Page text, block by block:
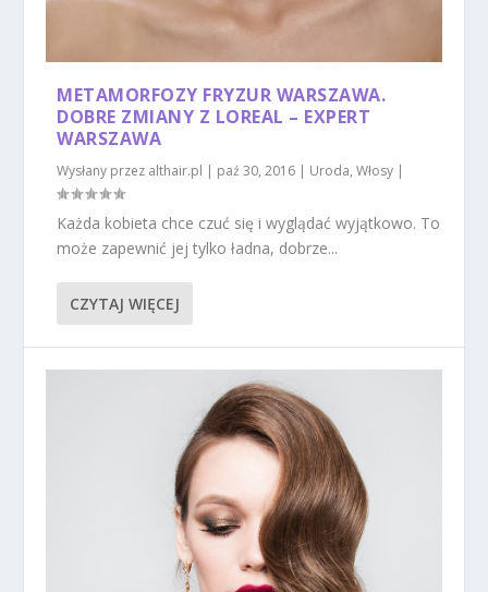
METAMORFOZY FRYZUR WARSZAWA.
DOBRE ZMIANY Z LOREAL – EXPERT
WARSZAWA
Wysłany przez althair.pl | paź 30, 2016 | Uroda,Włosy |
Każda kobieta chce czuć się i wyglądać wyjątkowo. To
może zapewnić jej tylko ładna, dobrze...
CZYTAJ WIĘCEJ